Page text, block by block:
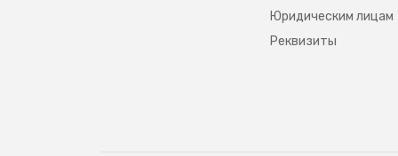
Юридическим лицам
Реквизиты